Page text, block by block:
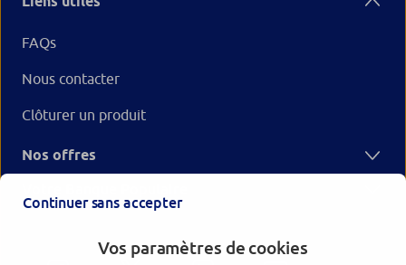
FAQs
Nous contacter
Clôturer un produit
Nos offres
Continuer sans accepter
Vos paramètres de cookies